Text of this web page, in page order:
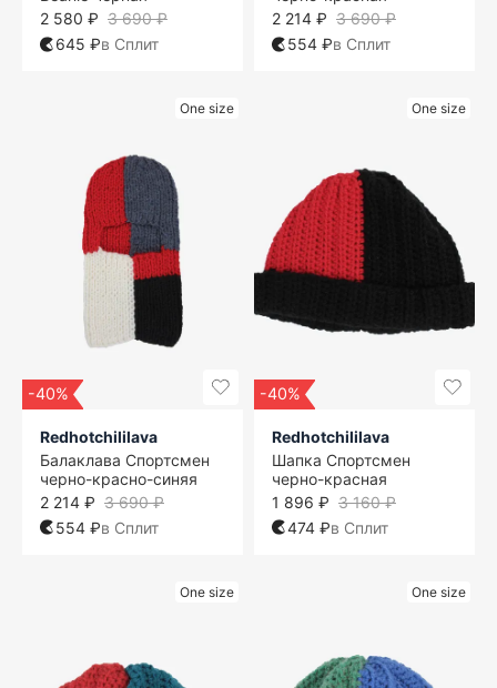
3 690 ₽
2 580 ₽
645 ₽в Сплит
3 690 ₽
2 214 ₽
554 ₽в Сплит
One size
-40%
Redhotchililava
Балаклава Спортсмен
черно-красно-синяя
3 690 ₽
2 214 ₽
554 ₽в Сплит
One size
-40%
Redhotchililava
Шапка Спортсмен
черно-красная
3 160 ₽
1 896 ₽
474 ₽в Сплит
One size One size